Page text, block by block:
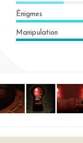
Énigmes
Manipulation